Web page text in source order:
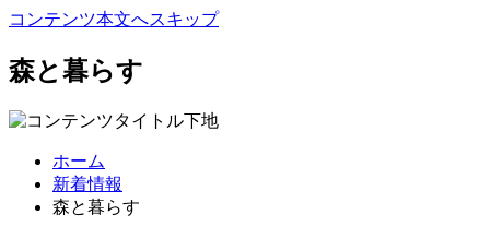
コンテンツ本文へスキップ
森と暮らす
ホーム
新着情報
森と暮らす